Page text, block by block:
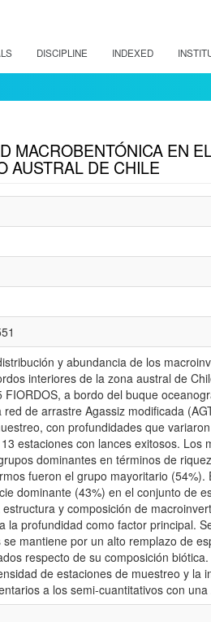
DISCIPLINE INDEXED
MACROBENTÓNICA EN
AUSTRAL DE CHILE
y abundancia de los
interiores de la zona austral de
a bordo del buque
de arrastre Agassiz modificada
con profundidades que
estaciones con lances exitosos. Los
dominantes en términos de
fueron el grupo mayoritario (54%).
dominante (43%) en el conjunto de
y composición de
la profundidad como factor principal.
mantiene por un alto remplazo de
respecto de su composición
de estaciones de muestreo y la
a los semi-cuantitativos con una